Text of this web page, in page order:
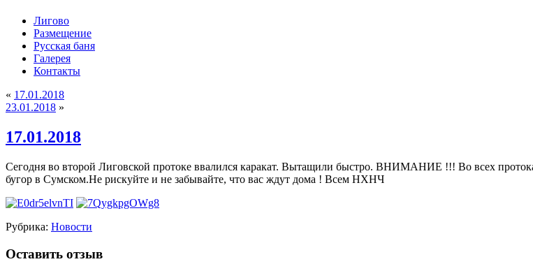
Лигово
Размещение
Русская баня
Галерея
Контакты
« 17.01.2018
23.01.2018 »
17.01.2018
Сегодня во второй Лиговской протоке ввалился каракат. Вытащили быстро. ВНИМАНИЕ !!! Во всех
бугор в Сумском.Не рискуйте и не забывайте, что вас ждут дома ! Всем НХНЧ
Рубрика: Новости
Оставить отзыв